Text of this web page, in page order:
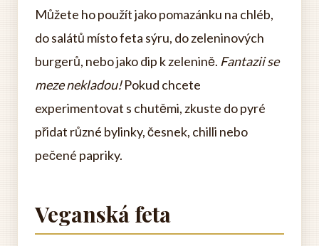
Můžete ho použít jako pomazánku na chléb,
do salátů místo feta sýru, do zeleninových
burgerů, nebo jako dip k zelenině. Fantazii se
meze nekladou!Pokud chcete
experimentovat s chutěmi, zkuste do pyré
přidat různé bylinky, česnek, chilli nebo
pečené papriky.
Veganská feta